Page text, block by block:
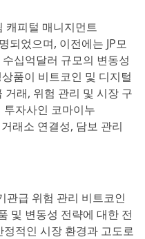
캐피털 매니지먼트
었으며, 이전에는 JP모
십억달러 규모의 변동성
품이 비트코인 및 디지털
래, 위험 관리 및 시장 구
자사인 코마이누
래소 연결성, 담보 관리
관급 위험 관리 비트코인
및 변동성 전략에 대한 전
적인 시장 환경과 고도로